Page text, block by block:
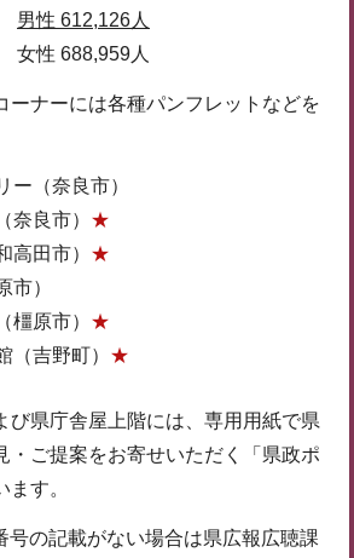
男性 612,126人
女性 688,959人
ーナーには各種パンフレットなどを
ー（奈良市）
奈良市） ★
高田市） ★
市）
橿原市） ★
（吉野町） ★
び県庁舎屋上階には、専用用紙で県
・ご提案をお寄せいただく「県政ポ
す。
号の記載がない場合は県広報広聴課